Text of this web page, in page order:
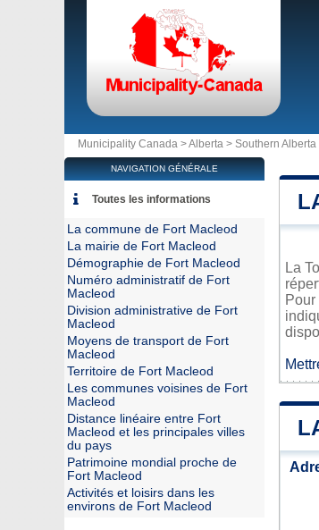
Municipality Canada >Alberta > Southern Alberta
La
NAVIGATION GÉNÉRALE
Toutes les informations
La commune de Fort Macleod
La mairie de Fort Macleod
Démographie de Fort Macleod
Numéro administratif de Fort
Macleod
Division administrative de Fort
Macleod
Moyens de transport de Fort
Macleod
Territoire de Fort Macleod
Les communes voisines de Fort
Macleod
Distance linéaire entre Fort
Macleod et les principales villes
du pays
Patrimoine mondial proche de
Fort Macleod
Activités et loisirs dans les
environs de Fort Macleod